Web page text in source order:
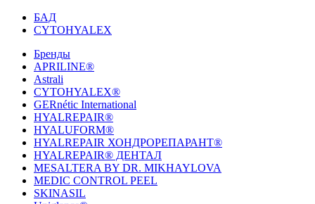
БАД
CYTOHYALEX
Бренды
APRILINE®
Astrali
CYTOHYALEX®
GERnétic International
HYALREPAIR®
HYALUFORM®
HYALREPAIR ХОНДРОРЕПАРАНТ®
HYALREPAIR® ДЕНТАЛ
MESALTERA BY DR. MIKHAYLOVA
MEDIC CONTROL PEEL
SKINASIL